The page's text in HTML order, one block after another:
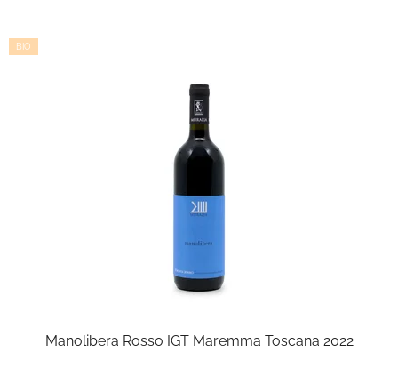
BIO
Manolibera Rosso IGT Maremma Toscana 2022